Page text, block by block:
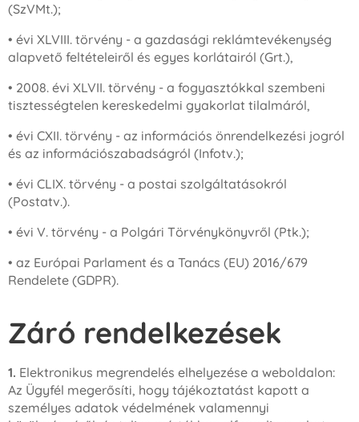
(SzVMt.);
• évi XLVIII. törvény - a gazdasági reklámtevékenység
alapvető feltételeiről és egyes korlátairól (Grt.),
• 2008. évi XLVII. törvény - a fogyasztókkal szembeni
tisztességtelen kereskedelmi gyakorlat tilalmáról,
• évi CXII. törvény - az információs önrendelkezési jogról
és az információszabadságról (Infotv.);
• évi CLIX. törvény - a postai szolgáltatásokról
(Postatv.).
• évi V. törvény - a Polgári Törvénykönyvről (Ptk.);
• az Európai Parlament és a Tanács (EU) 2016/679
Rendelete (GDPR).
Záró rendelkezések
1. Elektronikus megrendelés elhelyezése a weboldalon:
Az Ügyfél megerősíti, hogy tájékoztatást kapott a
személyes adatok védelmének valamennyi